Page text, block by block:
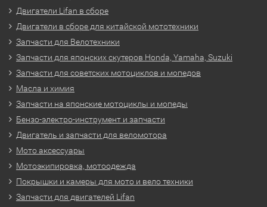
Двигатели Lifan в сборе
Двигатели в сборе для китайской мототехники
Запчасти для Велотехники
Запчасти для японских скутеров Honda, Yamaha, Suzuki
Запчасти для советских мотоциклов и мопедов
Масла и химия
Запчасти на японские мотоциклы и мопеды
Бензо-электро-инструмент и запчасти
Двигатель и запчасти для веломотора
Мото аксессуары
Мотоэкипировка, мотоодежда
Покрышки и камеры для мото и вело техники
Запчасти для двигателей Lifan